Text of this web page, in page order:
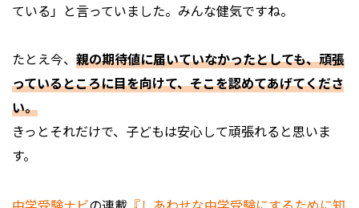
ている」と言っていました。みんな健気ですね。
たとえ今、 親の期待値に届いていなかったとしても、頑張
っているところに目を向けて、そこを認めてあげてくださ
い。
きっとそれだけで、子どもは安心して頑張れると思いま
す。